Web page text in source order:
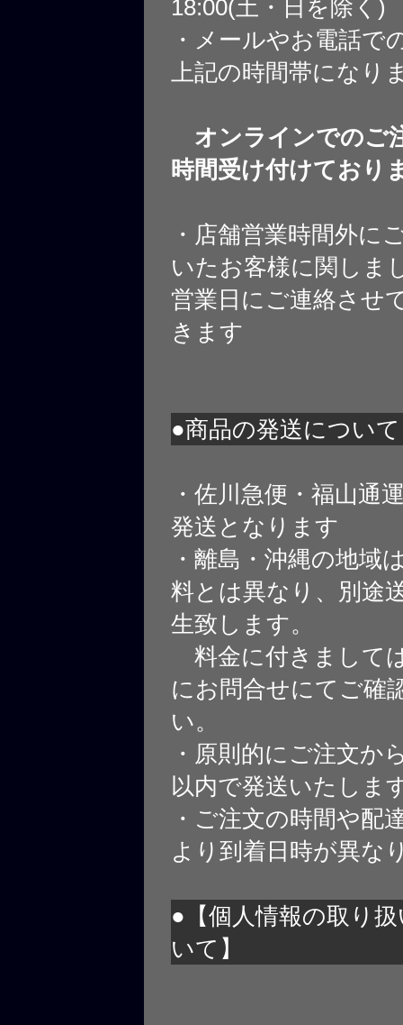
18:00(土・日を除く)
・メールやお電話で
上記の時間帯になり
オンラインでのご
時間受け付けており
・店舗営業時間外に
いたお客様に関しま
営業日にご連絡させ
きます
●商品の発送について
・佐川急便・福山通
発送となります
・離島・沖縄の地域
料とは異なり、別途
生致します。
料金に付きまして
にお問合せにてご確
い。
・原則的にご注文か
以内で発送いたしま
・ご注文の時間や配
より到着日時が異な
●【個人情報の取り
いて】